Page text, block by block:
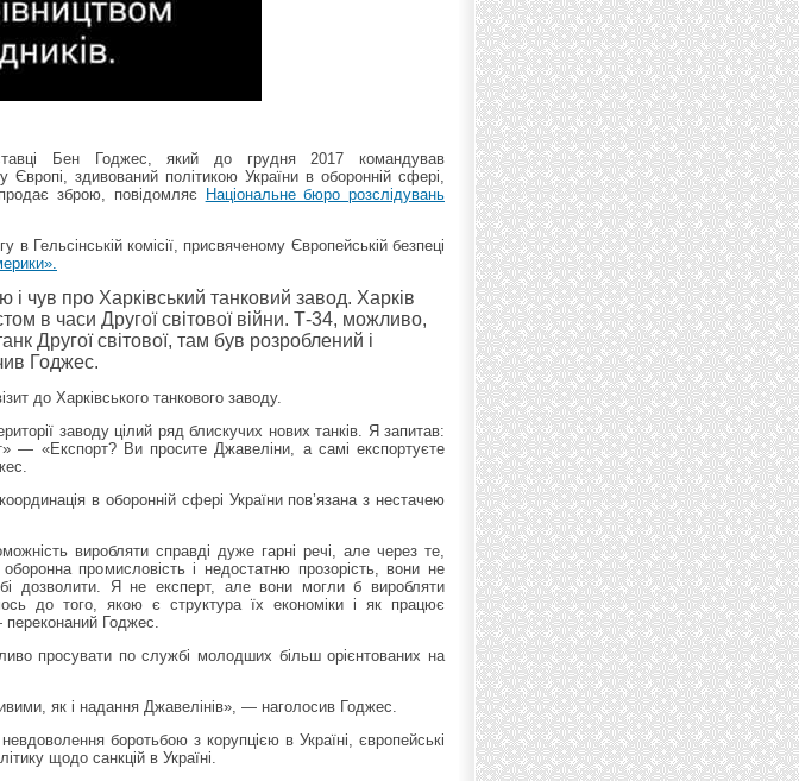
Бен Годжес, який до грудня 2017 командував
здивований політикою України в оборонній сфері,
зброю, повідомляє
Національне бюро розслідувань
в Гельсінській комісії, присвяченому Європейській безпеці
і чув про Харківський танковий завод. Харків
в часи Другої світової війни. Т-34, можливо,
Другої світової, там був розроблений і
Годжес.
до Харківського танкового заводу.
заводу цілий ряд блискучих нових танків. Я запитав:
«Експорт? Ви просите Джавеліни, а самі експортуєте
в оборонній сфері України пов’язана з нестачею
виробляти справді дуже гарні речі, але через те,
промисловість і недостатню прозорість, вони не
дозволити. Я не експерт, але вони могли б виробляти
до того, якою є структура їх економіки і як працює
Годжес.
просувати по службі молодших більш орієнтованих на
як і надання Джавелінів», — наголосив Годжес.
боротьбою з корупцією в Україні, європейські
щодо санкцій в Україні.